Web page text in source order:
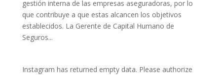
gestión interna de las empresas aseguradoras, por lo
que contribuye a que estas alcancen los objetivos
establecidos. La Gerente de Capital Humano de
Seguros...
Instagram has returned empty data. Please authorize